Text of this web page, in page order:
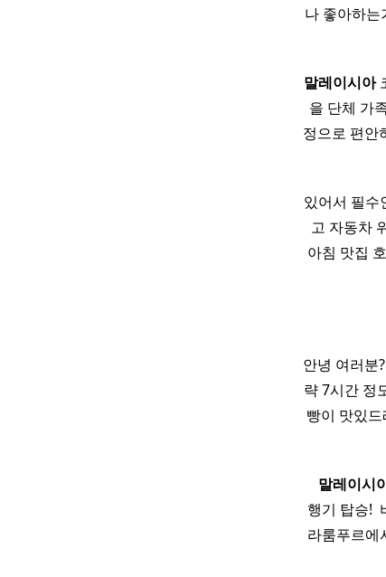
나 좋아하는
말레이시아
을 단체 가
정으로 편안
있어서 필수
고 자동차
아침 맛집
안녕 여러분
략 7시간 정
빵이 맛있
말레이시
행기 탑승!
라룸푸르에